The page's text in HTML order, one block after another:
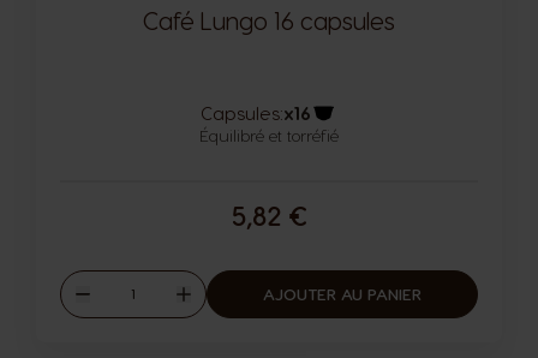
Café Lungo 16 capsules
Capsules:x16
Icône capsules
Équilibré et torréfié
5,82 €
Diminuer
Quantité
Augmenter
AJOUTER AU PANIER